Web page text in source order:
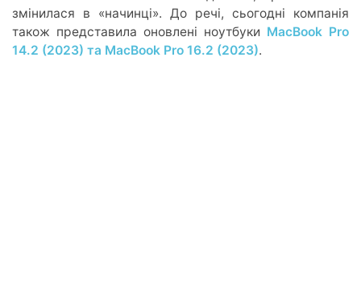
змінилася в «начинці». До речі, сьогодні компанія
також представила оновлені ноутбуки MacBook Pro
14.2 (2023) та MacBook Pro 16.2 (2023).